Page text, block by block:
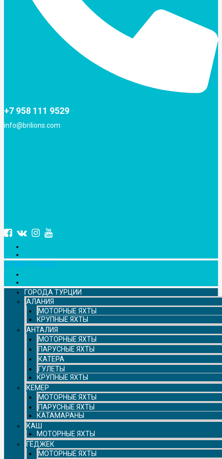
+7 958 111 9529
info@brilions.com
+7 958 111 9529
ГОРОДА ТУРЦИИ
АЛАНИЯ
МОТОРНЫЕ ЯХТЫ
КРУПНЫЕ ЯХТЫ
АНТАЛИЯ
МОТОРНЫЕ ЯХТЫ
ПАРУСНЫЕ ЯХТЫ
КАТЕРА
ГУЛЕТЫ
КРУПНЫЕ ЯХТЫ
КЕМЕР
МОТОРНЫЕ ЯХТЫ
ПАРУСНЫЕ ЯХТЫ
КАТАМАРАНЫ
КАШ
МОТОРНЫЕ ЯХТЫ
ГЁДЖЕК
МОТОРНЫЕ ЯХТЫ